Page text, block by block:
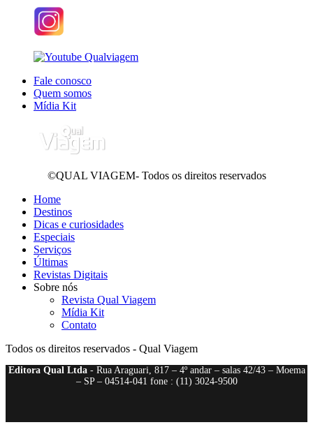
Fale conosco
Quem somos
Mídia Kit
©QUAL VIAGEM- Todos os direitos reservados
Home
Destinos
Dicas e curiosidades
Especiais
Serviços
Últimas
Revistas Digitais
Sobre nós
Revista Qual Viagem
Mídia Kit
Contato
Todos os direitos reservados - Qual Viagem
Editora Qual Ltda- Rua Araguari, 817 – 4º andar – salas 42/43 – Moema
– SP – 04514-041 fone : (11) 3024-9500